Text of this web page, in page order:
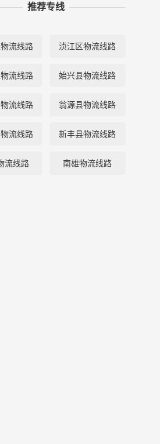
推荐专线
流线路 浈江区物流线路
流线路 始兴县物流线路
流线路 翁源县物流线路
流线路 新丰县物流线路
流线路 南雄物流线路